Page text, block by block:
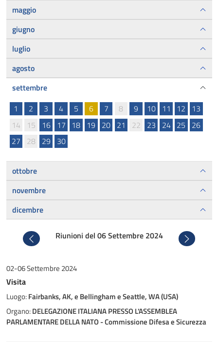
maggio
giugno
luglio
agosto
settembre
1
2 3 4 5 6 7 8 9 10 11 12
13
14
15 16 17 18 19 20 21 22 23 24 25
26
27
28 29 30
ottobre
novembre
dicembre
PrecedenteRiunioni del 06 Settembre 2024 Successivo
02-06 Settembre 2024
Visita
Luogo:Fairbanks, AK, e Bellingham e Seattle, WA (USA)
Organo:DELEGAZIONE ITALIANA PRESSO L'ASSEMBLEA
PARLAMENTARE DELLA NATO - Commissione Difesa e Sicurezza